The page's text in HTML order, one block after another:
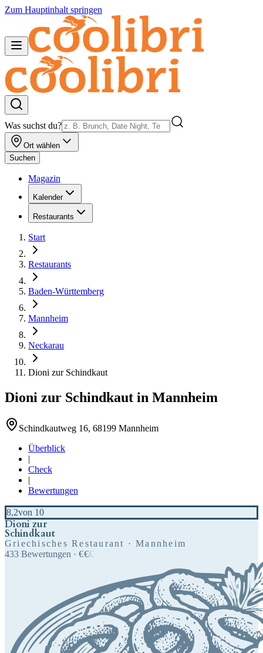
Zum Hauptinhalt springen
Was suchst du?
Ort wählen
Suchen
Magazin
Kalender
Restaurants
Start
Restaurants
Baden-Württemberg
Mannheim
Neckarau
Dioni zur Schindkaut
Dioni zur Schindkaut in Mannheim
Schindkautweg 16, 68199 Mannheim
Überblick
|
Check
|
Bewertungen
8,2von 10
Dioni zur
Schindkaut
Griechisches Restaurant · Mannheim
433 Bewertungen · €€€